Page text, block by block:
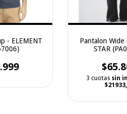
- ELEMENT
Pantalon Wide
STAR
3 cuotas sin